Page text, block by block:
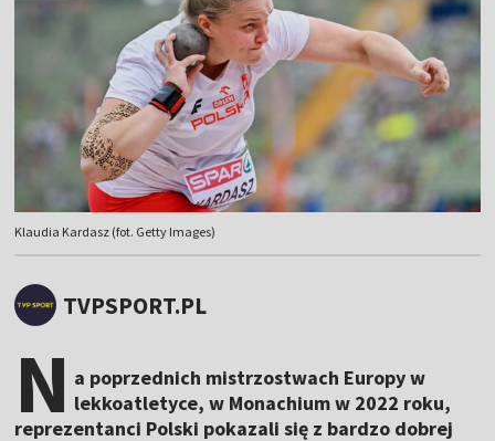
Klaudia Kardasz (fot. Getty Images)
TVPSPORT.PL
N a poprzednich mistrzostwach Europy w
lekkoatletyce, w Monachium w 2022 roku,
reprezentanci Polski pokazali się z bardzo dobrej